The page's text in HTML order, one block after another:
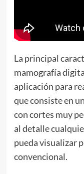
La principal
mamografía
aplicación para
que consiste en
con cortes muy
al detalle
pueda visualizar
convencional.